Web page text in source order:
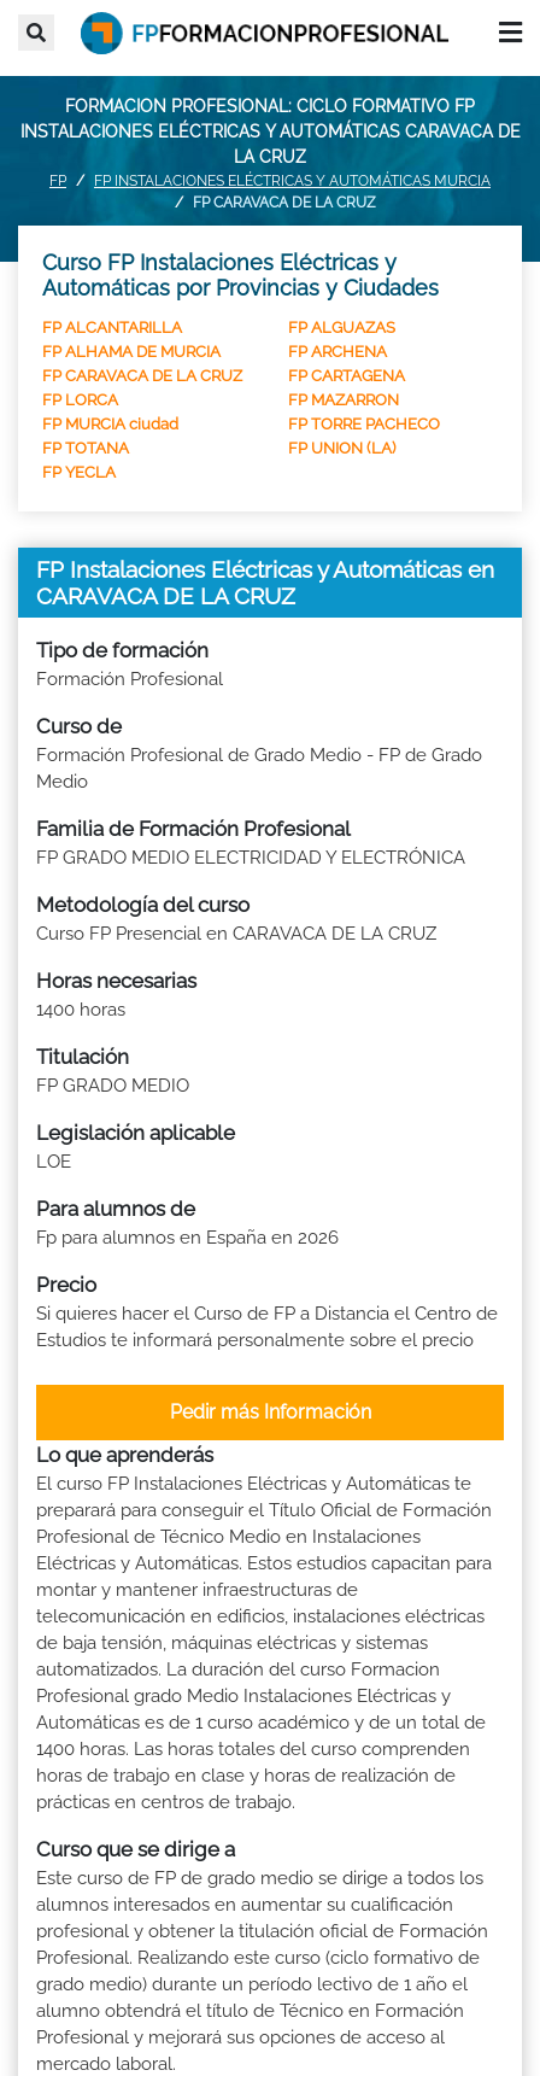
FORMACION PROFESIONAL: CICLO FORMATIVO FP
INSTALACIONES ELÉCTRICAS Y AUTOMÁTICAS CARAVACA DE
LA CRUZ
FP
FP INSTALACIONES ELÉCTRICAS Y AUTOMÁTICAS MURCIA
FP CARAVACA DE LA CRUZ
Curso FP Instalaciones Eléctricas y
Automáticas por Provincias y Ciudades
FP ALCANTARILLA
FP ALGUAZAS
FP ALHAMA DE MURCIA
FP ARCHENA
FP CARAVACA DE LA CRUZ
FP CARTAGENA
FP LORCA
FP MAZARRON
FP MURCIA ciudad
FP TORRE PACHECO
FP TOTANA
FP UNION (LA)
FP YECLA
FP Instalaciones Eléctricas y Automáticas en
CARAVACA DE LA CRUZ
Tipo de formación
Formación Profesional
Curso de
Formación Profesional de Grado Medio - FP de Grado
Medio
Familia de Formación Profesional
FP GRADO MEDIO ELECTRICIDAD Y ELECTRÓNICA
Metodología del curso
Curso FP Presencial en CARAVACA DE LA CRUZ
Horas necesarias
1400 horas
Titulación
FP GRADO MEDIO
Legislación aplicable
LOE
Para alumnos de
Fp para alumnos en España en 2026
Precio
Si quieres hacer el Curso de FP a Distancia el Centro de
Estudios te informará personalmente sobre el precio
Pedir más Información
Lo que aprenderás
El curso FP Instalaciones Eléctricas y Automáticas te
preparará para conseguir el Título Oficial de Formación
Profesional de Técnico Medio en Instalaciones
Eléctricas y Automáticas. Estos estudios capacitan para
montar y mantener infraestructuras de
telecomunicación en edificios, instalaciones eléctricas
de baja tensión, máquinas eléctricas y sistemas
automatizados. La duración del curso Formacion
Profesional grado Medio Instalaciones Eléctricas y
Automáticas es de 1 curso académico y de un total de
1400 horas. Las horas totales del curso comprenden
horas de trabajo en clase y horas de realización de
prácticas en centros de trabajo.
Curso que se dirige a
Este curso de FP de grado medio se dirige a todos los
alumnos interesados en aumentar su cualificación
profesional y obtener la titulación oficial de Formación
Profesional. Realizando este curso (ciclo formativo de
grado medio) durante un período lectivo de 1 año el
alumno obtendrá el título de Técnico en Formación
Profesional y mejorará sus opciones de acceso al
mercado laboral.